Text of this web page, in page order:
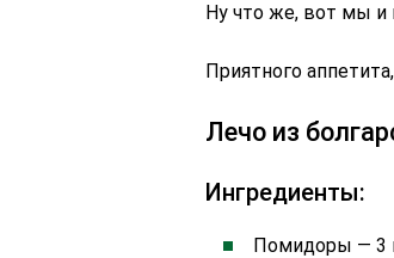
Ну что же, вот мы и
Приятного
Лечо из
Ингредиенты:
Помидоры — 3